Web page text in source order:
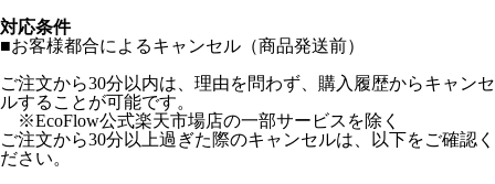
対応条件
■お客様都合によるキャンセル（商品発送前）
ご注文から30分以内は、理由を問わず、購入履歴からキャンセ
ルすることが可能です。
※EcoFlow公式楽天市場店の一部サービスを除く
ご注文から30分以上過ぎた際のキャンセルは、以下をご確認く
ださい。